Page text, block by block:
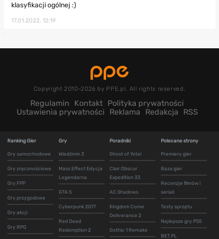
klasyfikacji ogólnej :)
17.01.2022, 12:19
Copyright 2010-2026 by PPE.pl. All rights reserved.
Regulamin Kontakt Polityka prywatności
Ustawienia prywatności
Reklama Redakcja RSS
Ranking Gier
Gry samochodowe
Gry zręcznościowe
Gry FPP
Gry przygodowe
Gry akcji
Gry RPG
Gry
Wiedźmin 3
Mass Effect Edycja
Legendarna
GTA 5
Cyberpunk 2077
Red Dead
Redemption 2
Poradniki
Ghost of Yotei
Clair Obscur
Expedition 33
AC Shadows
Kingdom Come
Deliverance 2
Gothic 1 Remake
Polecane strony
Premiery gier
Baza gier
Recenzje filmów i
seriali
Testy sprzętu
Najlepsze gry PS5
BET.PL